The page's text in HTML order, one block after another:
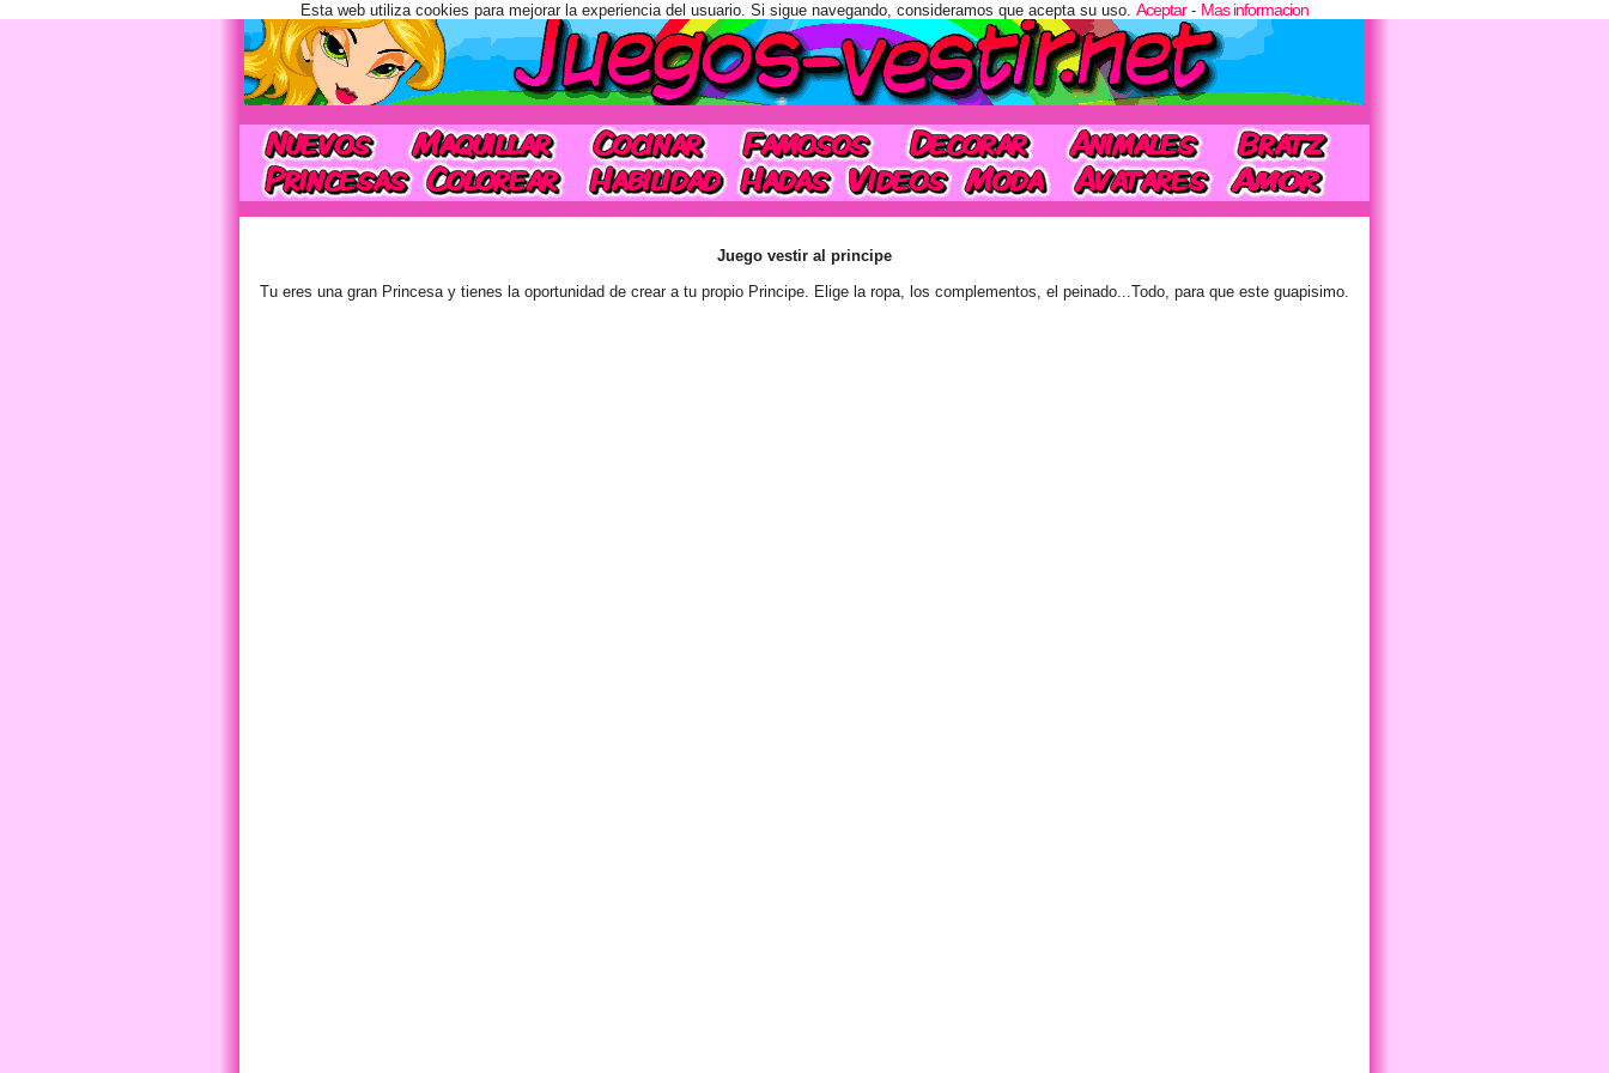
Juego vestir al principe
Tu eres una gran Princesa y tienes la oportunidad de crear a tu propio Principe. Elige la ropa, los complementos, el peinado...Todo, para que este guapisimo.
Esta web utiliza cookies para mejorar la experiencia del usuario. Si sigue navegando, consideramos que acepta su uso. Aceptar- Mas informacion